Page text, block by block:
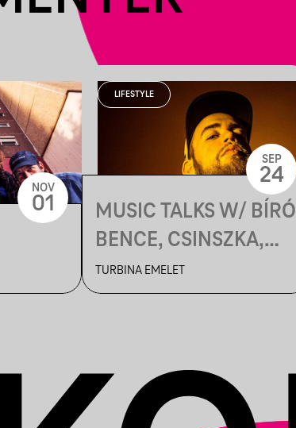
NOV
01
LIFESTYLE
MUSIC TALKS W/ BÍRÓ
BENCE, CSINSZKA,
SZALAI, TINK, GEGE
TURBINA EMELET
SEP
24